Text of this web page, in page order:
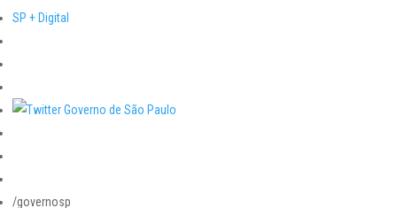
SP + Digital
/governosp